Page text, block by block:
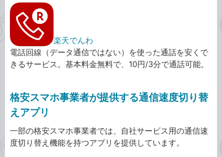
楽天でんわ
電話回線（データ通信ではない）を使った通話を安くで
きるサービス。基本料金無料で、10円/3分で通話可能。
格安スマホ事業者が提供する通信速度切り替
えアプリ
一部の格安スマホ事業者では、自社サービス用の通信速
度切り替え機能を持つアプリを提供しています。